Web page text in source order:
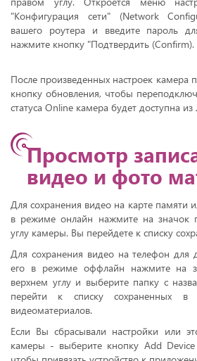
"Конфигурация сети" (Network
вашего роутера и введите пароль
нажмите кнопку "Подтвердить (Confirm).
После произведенных настроек камера
кнопку обновления, чтобы
статуса Online камера будет доступна
Просмотр
видео и фото
Для сохранения видео на карте памяти
в режиме онлайн нажмите на значок
углу камеры. Вы перейдете к списку
Для сохранения видео на телефон для
его в режиме оффлайн нажмите на
верхнем углу и выберите папку с
перейти к списку сохраненных
видеоматериалов.
Если Вы сбрасывали настройки или
камеры - выберите кнопку Add Device